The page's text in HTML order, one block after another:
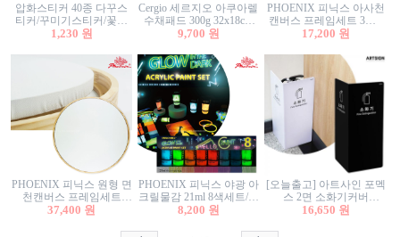
압화스티커 40종 다꾸스
티커/꾸미기스티커/꽃스
티커/압화꽃책갈피/팬시
1,230 원
Cergio 세르지오 아쿠아렐
수채패드 300g 32x18cm
12매 1면제본
9,700 원
PHOENIX 피닉스 아사천
캔버스 프레임세트 3호F
27.3x22cm 캔버스와 올림
17,200 원
PHOENIX 피닉스 원형 면
천캔버스 프레임세트
40cm/원형캔버스/플로팅
37,400 원
PHOENIX 피닉스 야광 아
크릴물감 21ml 8색세트/야
광물감
8,200 원
[오늘출고] 아트사인 포멕
스 2면 소화기커버
1470/1471/소화기커버/소
함/소화기거치대/소화기
16,650 원